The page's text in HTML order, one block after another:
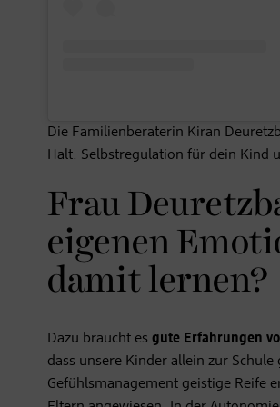
Die Familienberaterin Kiran
Halt. Selbstregulation für dein Kind
Frau
eigenen
damit lernen?
Dazu braucht es gute Erfahrungen
dass unsere Kinder allein zur
Gefühlsmanagement geistige Reife